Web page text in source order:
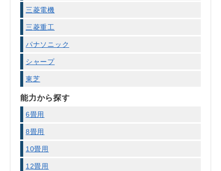
三菱電機
三菱重工
パナソニック
シャープ
東芝
能力から探す
6畳用
8畳用
10畳用
12畳用